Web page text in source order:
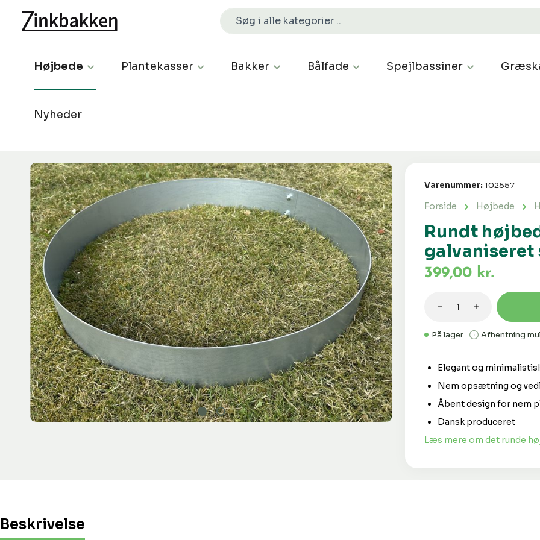
Højbede Plantekasser Bakker Bålfade Spejlbassiner
Nyheder
Spring over billedgalleri
Rundt
galvaniseret
Forside Højbede
Varenummer: 102557
Elegant og
Nem opsætning og
Åbent design for nem
Dansk produceret
Læs mere om det runde
399,00 kr.
På lager Afhentning
Beskrivelse